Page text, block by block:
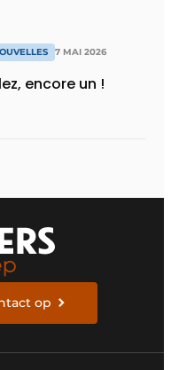
7 MAI 2026
encore un !
op